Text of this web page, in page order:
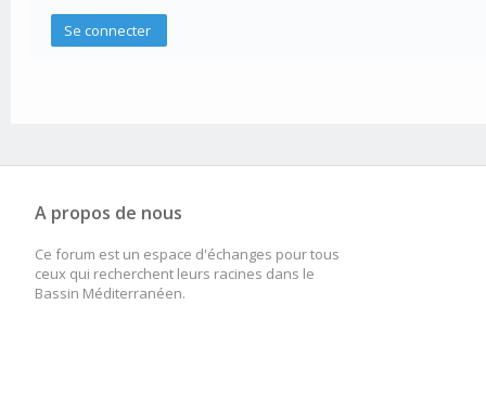
A propos de nous
Ce forum est un espace d'échanges pour tous
ceux qui recherchent leurs racines dans le
Bassin Méditerranéen.